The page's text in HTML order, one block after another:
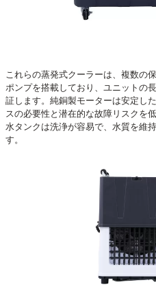
これらの蒸発式クーラーは、複数の
ポンプを搭載しており、ユニットの
証します。純銅製モーターは安定し
スの必要性と潜在的な故障リスクを
水タンクは洗浄が容易で、水質を維
す。